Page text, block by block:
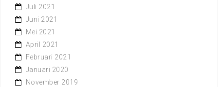
Juli 2021
Juni 2021
Mei 2021
April 2021
Februari 2021
Januari 2020
November 2019